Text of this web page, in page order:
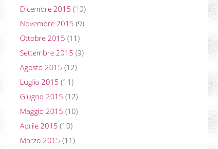
Dicembre 2015 (10)
Novembre 2015 (9)
Ottobre 2015 (11)
Settembre 2015 (9)
Agosto 2015 (12)
Luglio 2015 (11)
Giugno 2015 (12)
Maggio 2015 (10)
Aprile 2015 (10)
Marzo 2015 (11)